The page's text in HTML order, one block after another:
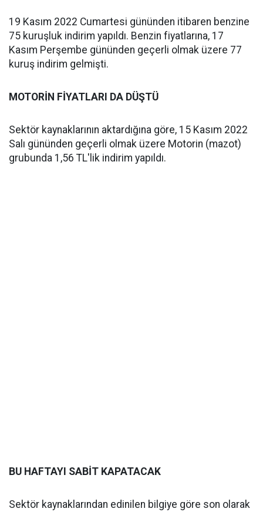
19 Kasım 2022 Cumartesi gününden itibaren benzine
75 kuruşluk indirim yapıldı. Benzin fiyatlarına, 17
Kasım Perşembe gününden geçerli olmak üzere 77
kuruş indirim gelmişti.
MOTORİN FİYATLARI DA DÜŞTÜ
Sektör kaynaklarının aktardığına göre, 15 Kasım 2022
Salı gününden geçerli olmak üzere Motorin (mazot)
grubunda 1,56 TL'lik indirim yapıldı.
BU HAFTAYI SABİT KAPATACAK
Sektör kaynaklarından edinilen bilgiye göre son olarak